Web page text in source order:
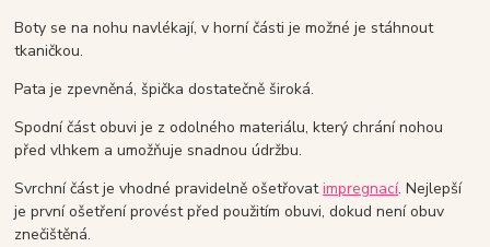
Boty se na nohu navlékají, v horní části je možné je stáhnout
tkaničkou.
Pata je zpevněná, špička dostatečně široká.
Spodní část obuvi je z odolného materiálu, který chrání nohou
před vlhkem a umožňuje snadnou údržbu.
Svrchní část je vhodné pravidelně ošetřovatimpregnací. Nejlepší
je první ošetření provést před použitím obuvi, dokud není obuv
znečištěná.